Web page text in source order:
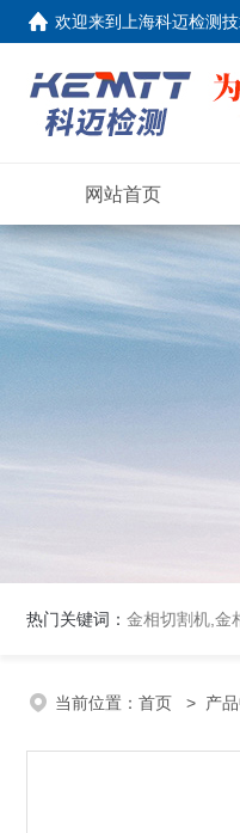
欢迎来到 上海科迈检测
网站首页
热门关键词： 金相切割机,金
当前位置： 首页 > 产